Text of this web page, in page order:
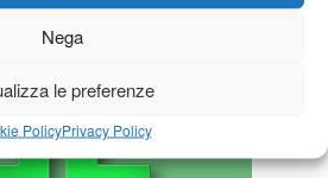
Nega
le preferenze
PolicyPrivacy Policy